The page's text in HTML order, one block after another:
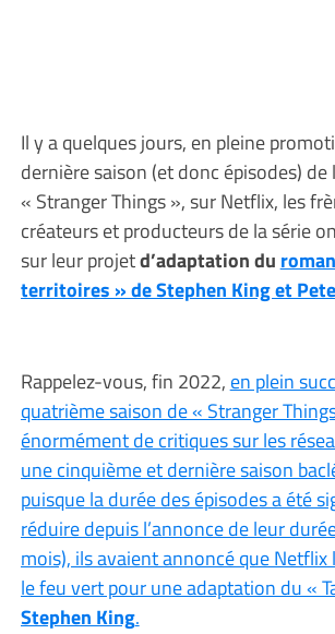
Il y a quelques jours, en pleine
dernière saison (et donc épisodes) de
« Stranger Things », sur Netflix, les
créateurs et producteurs de la série
sur leur projetd’adaptation du
territoires » de Stephen King et
Rappelez-vous, fin 2022, en plein
quatrième saison de « Stranger
énormément de critiques sur les
une cinquième et dernière saison
puisque la durée des épisodes a été
réduire depuis l’annonce de leur
mois), ils avaient annoncé que
le feu vert pour une adaptation du «
Stephen King.